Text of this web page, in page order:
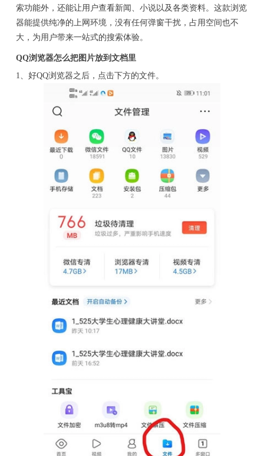
索功能外，还能让用户查看新闻、小说以及各类资料。这款浏览
器能提供纯净的上网环境，没有任何弹窗干扰，占用空间也不
大，为用户带来一站式的搜索体验。
QQ浏览器怎么把图片放到文档里
1、好QQ浏览器之后，点击下方的文件。